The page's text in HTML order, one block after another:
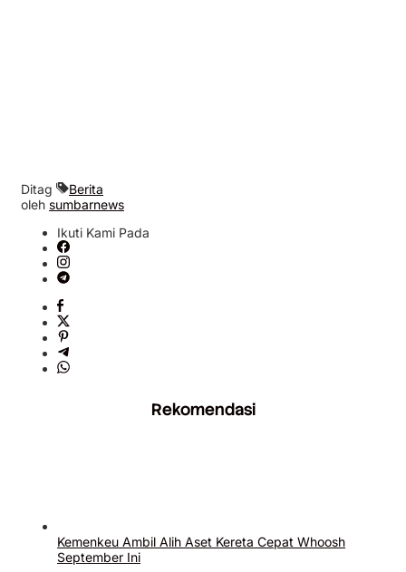
Ditag
Berita
oleh sumbarnews
Ikuti Kami Pada
Rekomendasi
Kemenkeu Ambil Alih Aset Kereta Cepat Whoosh
September Ini